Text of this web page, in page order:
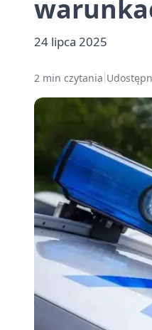
24 lipca 2025
2 min czytania